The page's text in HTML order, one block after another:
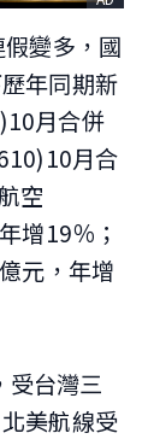
假變多，國
年同期新
月合併
月合
空
增19％；
元，年增
受台灣三
美航線受